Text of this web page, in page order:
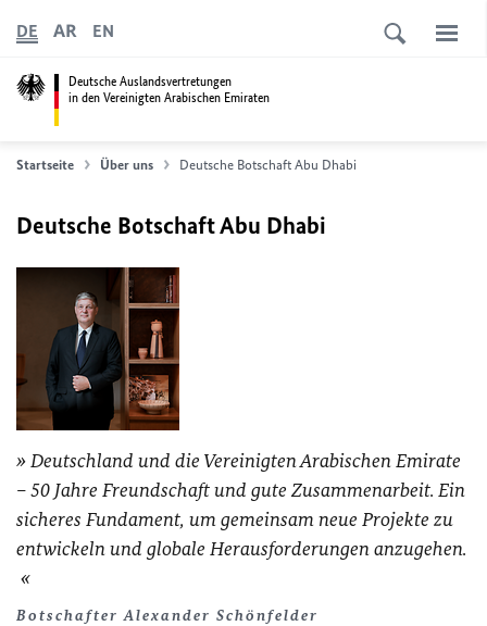
Deutsche Auslandsvertretungen
in den Vereinigten Arabischen Emiraten
DE AR EN
Startseite Über uns Deutsche Botschaft Abu Dhabi
Deutsche Botschaft Abu Dhabi
Deutschland und die Vereinigten Arabischen Emirate
– 50 Jahre Freundschaft und gute Zusammenarbeit. Ein
sicheres Fundament, um gemeinsam neue Projekte zu
entwickeln und globale Herausforderungen anzugehen.
Botschafter Alexander Schönfelder